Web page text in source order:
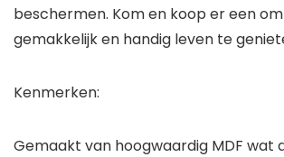
beschermen. Kom en koop er een
gemakkelijk en handig leven te
Kenmerken:
Gemaakt van hoogwaardig MDF wat